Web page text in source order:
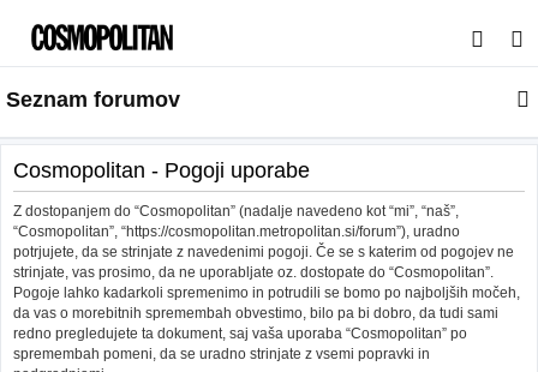
s
a
j
Seznam forumov
Cosmopolitan - Pogoji uporabe
Z dostopanjem do “Cosmopolitan” (nadalje navedeno kot “mi”, “naš”,
“Cosmopolitan”, “https://cosmopolitan.metropolitan.si/forum”), uradno
potrjujete, da se strinjate z navedenimi pogoji. Če se s katerim od pogojev ne
strinjate, vas prosimo, da ne uporabljate oz. dostopate do “Cosmopolitan”.
Pogoje lahko kadarkoli spremenimo in potrudili se bomo po najboljših močeh,
da vas o morebitnih spremembah obvestimo, bilo pa bi dobro, da tudi sami
redno pregledujete ta dokument, saj vaša uporaba “Cosmopolitan” po
spremembah pomeni, da se uradno strinjate z vsemi popravki in